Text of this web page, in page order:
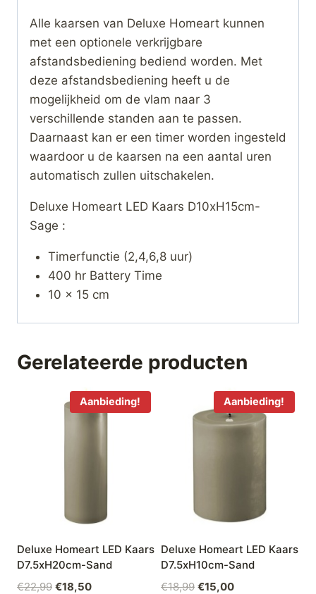
Alle kaarsen van Deluxe Homeart kunnen
met een optionele verkrijgbare
afstandsbediening bediend worden. Met
deze afstandsbediening heeft u de
mogelijkheid om de vlam naar 3
verschillende standen aan te passen.
Daarnaast kan er een timer worden ingesteld
waardoor u de kaarsen na een aantal uren
automatisch zullen uitschakelen.
Deluxe Homeart LED Kaars D10xH15cm-
Sage :
Timerfunctie (2,4,6,8 uur)
400 hr Battery Time
10 x 15 cm
Gerelateerde producten
Aanbieding!
Deluxe Homeart LED Kaars
D7.5xH20cm-Sand
€22,99 Oorspronkelijke
€18,50Huidige
Aanbieding!
Deluxe Homeart LED Kaars
D7.5xH10cm-Sand
€18,99 Oorspronkelijke
€15,00Huidige